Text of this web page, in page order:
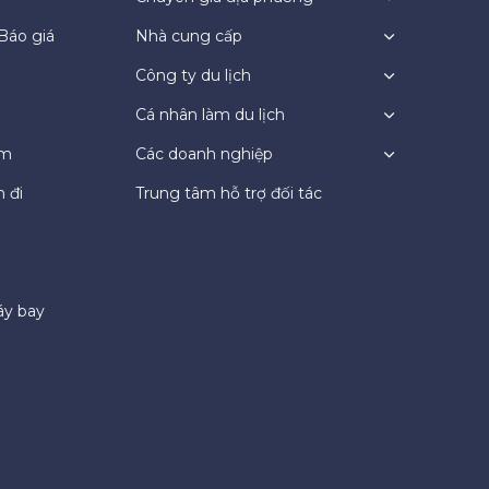
giá
đi
bay
Nhà cung cấp
Công ty du lịch
Cá nhân làm du lịch
Các doanh nghiệp
Trung tâm hỗ trợ đối tác